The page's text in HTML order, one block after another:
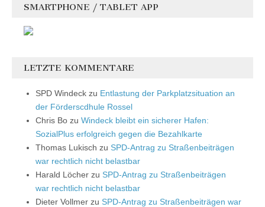
SMARTPHONE / TABLET APP
LETZTE KOMMENTARE
SPD Windeck zu Entlastung der Parkplatzsituation an
der Förderscdhule Rossel
Chris Bo zu Windeck bleibt ein sicherer Hafen:
SozialPlus erfolgreich gegen die Bezahlkarte
Thomas Lukisch zu SPD-Antrag zu Straßenbeiträgen
war rechtlich nicht belastbar
Harald Löcher zu SPD-Antrag zu Straßenbeiträgen
war rechtlich nicht belastbar
Dieter Vollmer zu SPD-Antrag zu Straßenbeiträgen war